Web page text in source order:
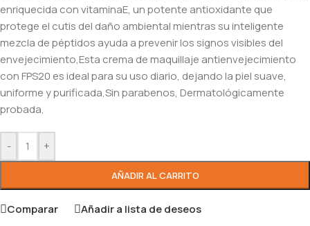
enriquecida con vitaminaE, un potente antioxidante que
protege el cutis del daño ambiental mientras su inteligente
mezcla de péptidos ayuda a prevenir los signos visibles del
envejecimiento,Esta crema de maquillaje antienvejecimiento
con FPS20 es ideal para su uso diario, dejando la piel suave,
uniforme y purificada,Sin parabenos, Dermatológicamente
probada,
- +
AÑADIR AL CARRITO
Comparar Añadir a lista de deseos